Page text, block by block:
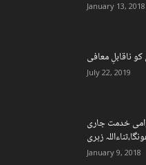
January 13, 2018
July 22, 2019
خدمت جاری
زہری
January 9, 2018